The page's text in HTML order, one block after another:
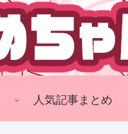
人気記事まとめ